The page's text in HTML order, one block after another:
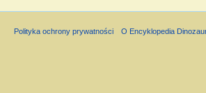
Polityka ochrony prywatności O Encyklopedia